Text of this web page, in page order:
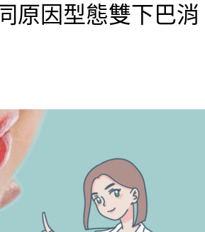
原因型態雙下巴消